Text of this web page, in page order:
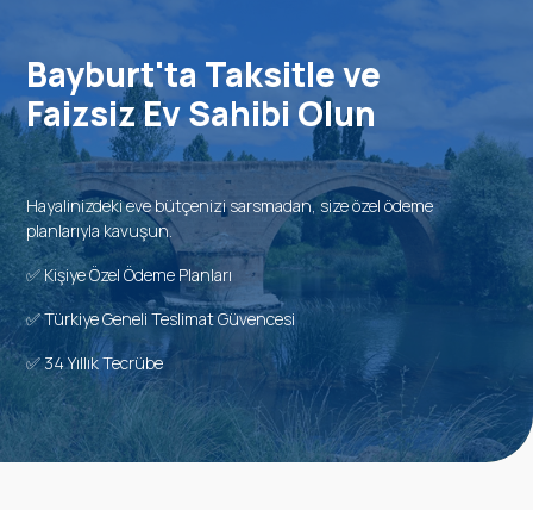
Bayburt'ta Taksitle ve
Faizsiz Ev Sahibi Olun
Hayalinizdeki eve bütçenizi sarsmadan, size özel ödeme
planlarıyla kavuşun.
✅ Kişiye Özel Ödeme Planları
✅ Türkiye Geneli Teslimat Güvencesi
✅ 34 Yıllık Tecrübe